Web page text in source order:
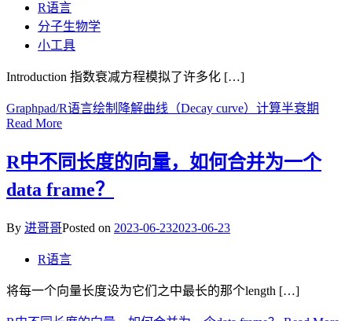
R语言
分子生物学
小工具
Introduction 指数衰减方程模拟了许多化 […]
Graphpad/R语言绘制降解曲线（Decay curve）计算半衰期
Read More
R中不同长度的向量，如何合并为一个
data frame？
By 进哥哥Posted on 2023-06-232023-06-23
R语言
将每一个向量长度设为它们之中最长的那个length […]